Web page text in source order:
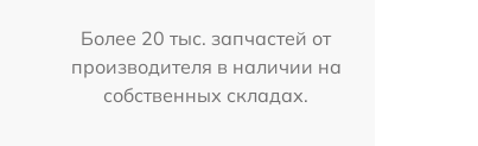
Более 20 тыс. запчастей от
производителя в наличии на
собственных складах.